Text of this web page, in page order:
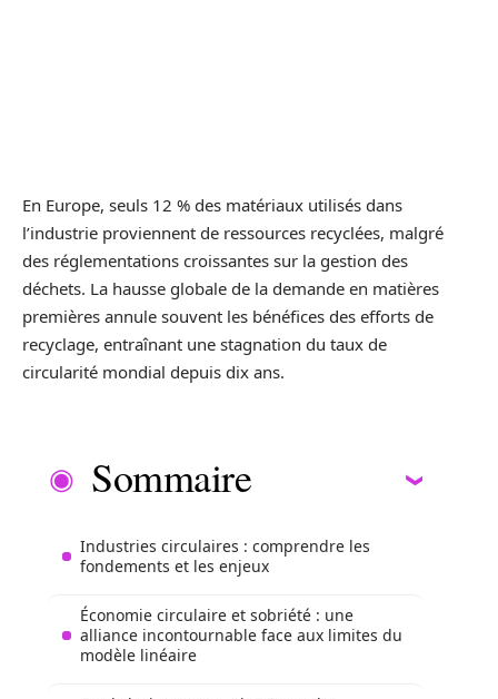
En Europe, seuls 12 % des matériaux utilisés dans
l’industrie proviennent de ressources recyclées, malgré
des réglementations croissantes sur la gestion des
déchets. La hausse globale de la demande en matières
premières annule souvent les bénéfices des efforts de
recyclage, entraînant une stagnation du taux de
circularité mondial depuis dix ans.
Sommaire
Industries circulaires : comprendre les
fondements et les enjeux
Économie circulaire et sobriété : une
alliance incontournable face aux limites du
modèle linéaire